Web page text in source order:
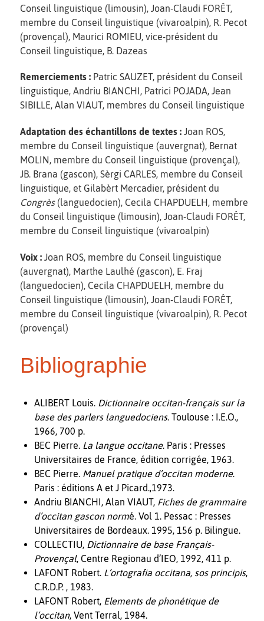
Conseil linguistique (limousin), Joan-Claudi FORÊT,
membre du Conseil linguistique (vivaroalpin), R. Pecot
(provençal), Maurici ROMIEU, vice-président du
Conseil linguistique, B. Dazeas
Remerciements : Patric SAUZET, président du Conseil
linguistique, Andriu BIANCHI, Patrici POJADA, Jean
SIBILLE, Alan VIAUT, membres du Conseil linguistique
Adaptation des échantillons de textes : Joan ROS,
membre du Conseil linguistique (auvergnat), Bernat
MOLIN, membre du Conseil linguistique (provençal),
JB. Brana (gascon), Sèrgi CARLES, membre du Conseil
linguistique, et Gilabèrt Mercadier, président du
Congrès(languedocien), Cecila CHAPDUELH, membre
du Conseil linguistique (limousin), Joan-Claudi FORÊT,
membre du Conseil linguistique (vivaroalpin)
Voix : Joan ROS, membre du Conseil linguistique
(auvergnat), Marthe Laulhé (gascon), E. Fraj
(languedocien), Cecila CHAPDUELH, membre du
Conseil linguistique (limousin), Joan-Claudi FORÊT,
membre du Conseil linguistique (vivaroalpin), R. Pecot
(provençal)
Bibliographie
ALIBERT Louis. Dictionnaire occitan-français sur la
base des parlers languedociens. Toulouse : I.E.O.,
1966, 700 p.
BEC Pierre. La langue occitane. Paris : Presses
Universitaires de France, édition corrigée, 1963.
BEC Pierre. Manuel pratique d’occitan moderne.
Paris : éditions A et J Picard.,1973.
Andriu BIANCHI, Alan VIAUT, Fiches de grammaire
d’occitan gascon normé. Vol 1. Pessac : Presses
Universitaires de Bordeaux. 1995, 156 p. Bilingue.
COLLECTIU, Dictionnaire de base Français-
Provençal, Centre Regionau d’IEO, 1992, 411 p.
LAFONT Robert. L’ortografia occitana, sos principis,
C.R.D.P. , 1983.
LAFONT Robert, Elements de phonétique de
l’occitan, Vent Terral, 1984.